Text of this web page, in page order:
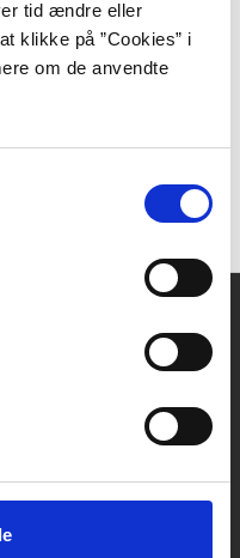
tid ændre eller
klikke på ”Cookies” i
om de anvendte
fremstår
til det større
fælles træk: Den
sproget og
for det
5